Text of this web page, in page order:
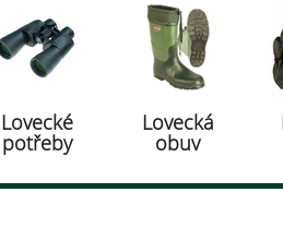
Lovecké
potřeby
Lovecká
obuv